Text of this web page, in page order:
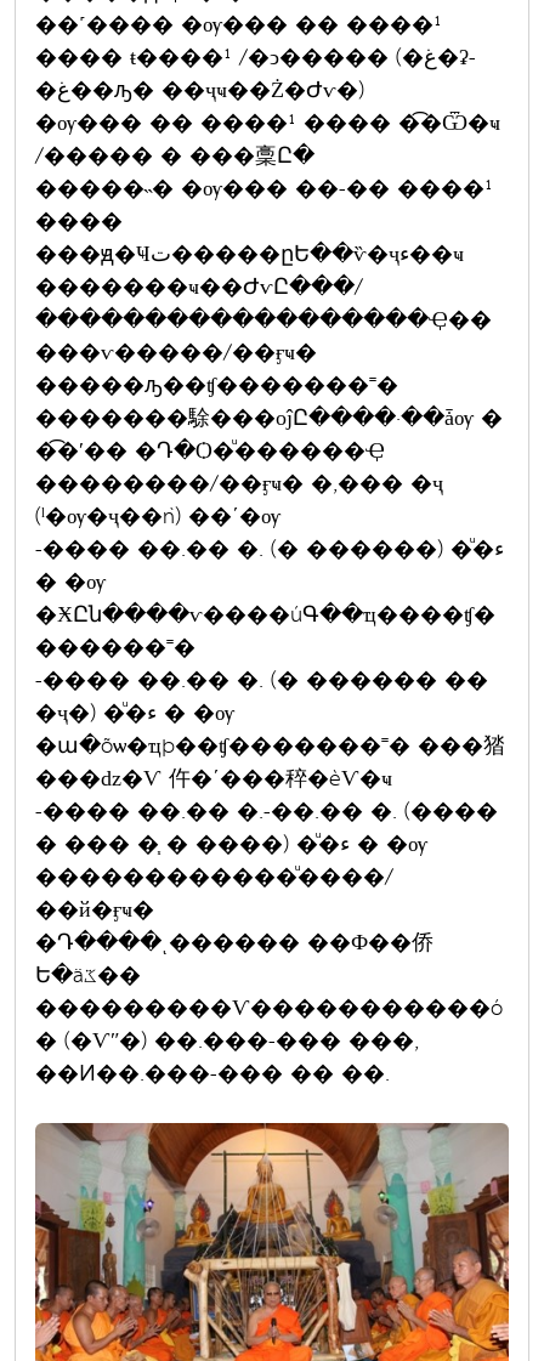
��˹���� �ѹ��� �� ����¹
���� ŧ����¹ /�ͻ����� (�غ�ʡ-
�غ��ԡ� ��ҷҹ��Ż�Ժѵ�)
�ѹ��� �� ����¹ ���� �͡�Ѿ�ҹ
/����� � ���稾Ը�
�����˵� �ѹ��� ��-�� ����¹
����
���ԭ�Ҹت�����ըԵ��ѷ�ҷء��ҹ
�������ҹ��ԺѵԸ���/
������������������Ҿ��
���ѵ�����/��ӻҹ�
�����ԡ��ʧ�������˭�
�������駼���оĵԸ����·��ǡѹ �
�͡�ʹ�� �Դ�Ѻ�ͧ������Ҿ
��������/��ӻҹ� �,��� �ҷ
(ˡ�ѹ�ҷ��ǹ) ��ʹ�ѹ
-���� ��.�� �. (� ������) �ͧ�ء
� �ѹ
�ӾԸն����ѵ����úԳ��ҵ����ʧ�
������˭�
-���� ��.�� �. (� ������ ��
�ҷ�) �ͧ�ء � �ѹ
�ա�õѡ�ҵþ��ʧ�������˭� ���㹺
���ǳ�Ѵ 仵�ʹ���稡�èѴ�ҹ
-���� ��.�� �.-��.�� �. (����
� ��� �֧ � ����) �ͧ�ء � �ѹ
������������ͧ����/
��й�ӻҹ�
�Դ����ͺ������ ��Ф��侨
Ե�äػ��
���������Ѵ�����������ó
� (�Ѵʺ�) ��.���-��� ���,
��Ͷ��.���-��� �� ��.